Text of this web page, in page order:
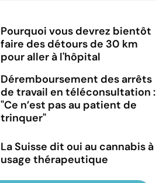
Pourquoi vous devrez bientôt
faire des détours de 30 km
pour aller à l'hôpital
Déremboursement des arrêts
de travail en téléconsultation :
"Ce n’est pas au patient de
trinquer"
La Suisse dit oui au cannabis à
usage thérapeutique